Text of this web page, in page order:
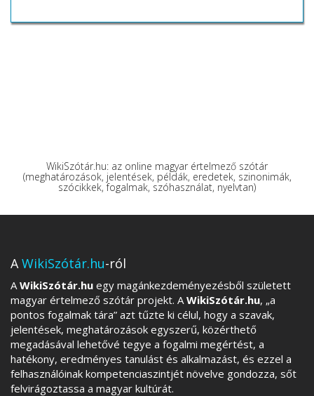
WikiSzótár.hu: az online magyar értelmező szótár
(meghatározások, jelentések, példák, eredetek, szinonimák,
szócikkek, fogalmak, szóhasználat, nyelvtan)
AWikiSzótár.hu-ról
A WikiSzótár.hu egy magánkezdeményezésből született
magyar értelmező szótár projekt. A WikiSzótár.hu, „a
pontos fogalmak tára” azt tűzte ki célul, hogy a szavak,
jelentések, meghatározások egyszerű, közérthető
megadásával lehetővé tegye a fogalmi megértést, a
hatékony, eredményes tanulást és alkalmazást, és ezzel a
felhasználóinak kompetenciaszintjét növelve gondozza, sőt
felvirágoztassa a magyar kultúrát.